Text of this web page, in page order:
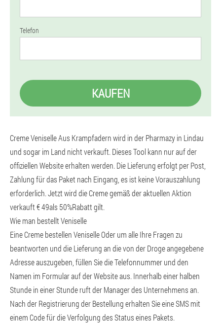
Telefon
KAUFEN
Creme Veniselle Aus Krampfadern wird in der Pharmazy in Lindau
und sogar im Land nicht verkauft. Dieses Tool kann nur auf der
offiziellen Website erhalten werden. Die Lieferung erfolgt per Post,
Zahlung für das Paket nach Eingang, es ist keine Vorauszahlung
erforderlich. Jetzt wird die Creme gemäß der aktuellen Aktion
verkauft € 49als 50%Rabatt gilt.
Wie man bestellt Veniselle
Eine Creme bestellen Veniselle Oder um alle Ihre Fragen zu
beantworten und die Lieferung an die von der Droge angegebene
Adresse auszugeben, füllen Sie die Telefonnummer und den
Namen im Formular auf der Website aus. Innerhalb einer halben
Stunde in einer Stunde ruft der Manager des Unternehmens an.
Nach der Registrierung der Bestellung erhalten Sie eine SMS mit
einem Code für die Verfolgung des Status eines Pakets.